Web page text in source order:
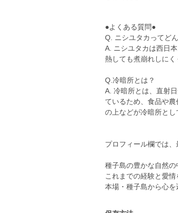
●よくある質問●
Q. ニシユタカってど
A. ニシユタカは西日
熱しても煮崩れしにく
Q.冷暗所とは？
A. 冷暗所とは、直射
ているため、食品や
の上などが冷暗所とし
プロフィール欄では
種子島の豊かな自然の
これまでの経験と愛情
本場・種子島から心を